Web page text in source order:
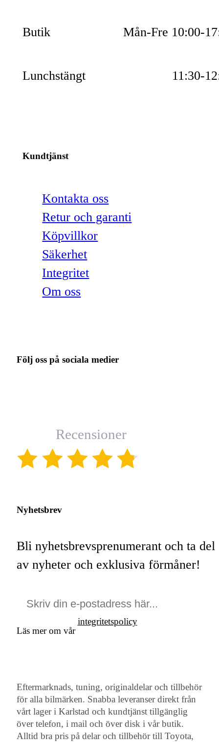
Butik Mån-Fre 10:00-
Lunchstängt 11:30-
Kundtjänst
Kontakta oss
Retur och garanti
Köpvillkor
Säkerhet
Integritet
Om oss
Följ oss på sociala medier
Recensioner
Nyhetsbrev
Bli nyhetsbrevsprenumerant och ta del
av nyheter och exklusiva förmåner!
Läs mer om vår
integritetspolicy
Eftermarknads, tuning, originaldelar och tillbehör
för alla bilmärken. Snabba leveranser direkt från
vårt lager i Karlstad och kundtjänst tillgänglig
över telefon, i mail och över disk i vår butik.
Alltid bra pris på delar och tillbehör till Toyota,